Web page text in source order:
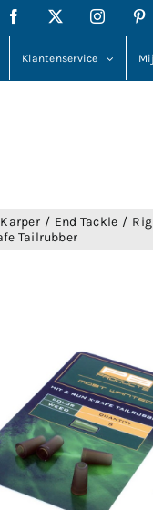
Facebook
Klantenservice
Karper End Tackle
Tailrubber